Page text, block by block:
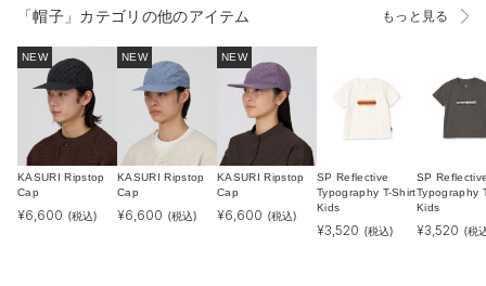
「帽子」カテゴリの他のアイテム もっと見る
NEW
KASURI Ripstop
Cap
¥6,600 (税込)
NEW
KASURI Ripstop
Cap
¥6,600 (税込)
NEW
KASURI Ripstop
Cap
¥6,600 (税込)
SP Reflective
Typography T-Shirt
Kids
¥3,520 (税込)
SP
Typography
Kids
¥3,520 (税